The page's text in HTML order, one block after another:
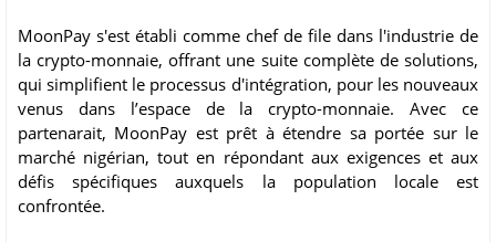
MoonPay s'est établi comme chef de file dans l'industrie de
la crypto-monnaie, offrant une suite complète de solutions,
qui simplifient le processus d'intégration, pour les nouveaux
venus dans l’espace de la crypto-monnaie. Avec ce
partenarait, MoonPay est prêt à étendre sa portée sur le
marché nigérian, tout en répondant aux exigences et aux
défis spécifiques auxquels la population locale est
confrontée.